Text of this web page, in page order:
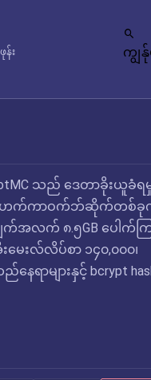
န်း
ကျွ
သည် ဒေတာခိုးယူခံရ
က်ဟက်ကာဝက်ဘ်ဆိုက်တစ်
လက် ၈.၅GB ပေါက်ကြ
ေးလ်လိပ်စာ ၁၄၀,၀၀၀၊
ေရာများနှင့် bcrypt